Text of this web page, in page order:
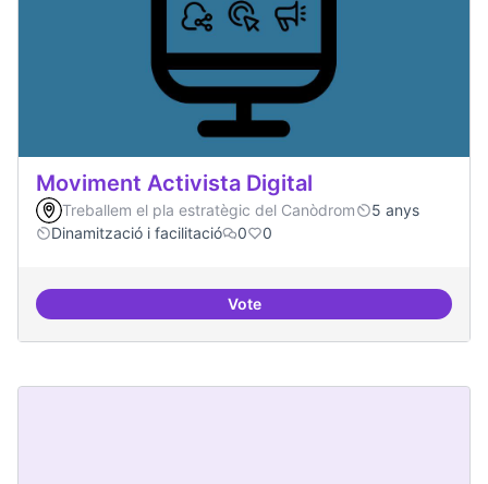
Moviment Activista Digital
Treballem el pla estratègic del Canòdrom
5 anys
Dinamització i facilitació
0 0
VoteMoviment Activista Digital